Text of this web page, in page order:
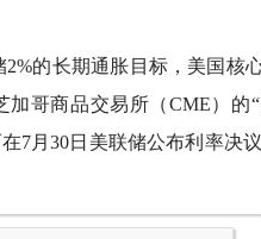
的长期通胀目标，美国核
哥商品交易所（CME）的
7月30日美联储公布利率决